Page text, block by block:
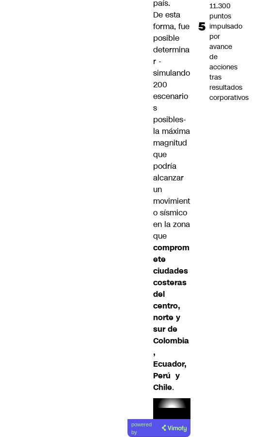
país.
De esta
forma, fue
posible
determina
r -
simulando
200
escenario
s
posibles-
la máxima
magnitud
que
podría
alcanzar
un
movimient
o sísmico
en la zona
que
comprom
ete
ciudades
costeras
del
centro,
norte y
sur de
Colombia
,
Ecuador,
Perú y
Chile.
Lea el
artículo
powered
by
11.300
puntos
impulsado
por
avance
de
acciones
tras
resultados
corporativos